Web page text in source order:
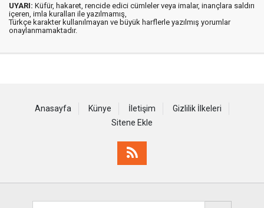
UYARI: Küfür, hakaret, rencide edici cümleler veya imalar, inançlara saldırı
içeren, imla kuralları ile yazılmamış,
Türkçe karakter kullanılmayan ve büyük harflerle yazılmış yorumlar
onaylanmamaktadır.
Anasayfa Künye İletişim
Gizlilik İlkeleri
Sitene Ekle